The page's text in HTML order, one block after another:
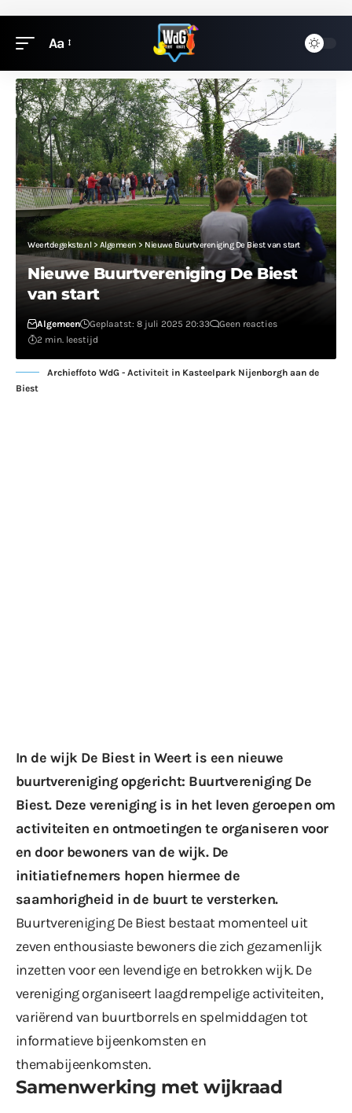
Aa
Weertdegekste.nl> Algemeen > Nieuwe Buurtvereniging De Biest van start
Nieuwe Buurtvereniging De Biest
van start
Algemeen Geplaatst: 8 juli 2025 20:33
Geen reacties
2 min. leestijd
Archieffoto WdG - Activiteit in Kasteelpark Nijenborgh aan de
Biest
In de wijk De Biest in Weert is een nieuwe
buurtvereniging opgericht: Buurtvereniging De
Biest. Deze vereniging is in het leven geroepen om
activiteiten en ontmoetingen te organiseren voor
en door bewoners van de wijk. De
initiatiefnemers hopen hiermee de
saamhorigheid in de buurt te versterken.
Buurtvereniging De Biest bestaat momenteel uit
zeven enthousiaste bewoners die zich gezamenlijk
inzetten voor een levendige en betrokken wijk. De
vereniging organiseert laagdrempelige activiteiten,
variërend van buurtborrels en spelmiddagen tot
informatieve bijeenkomsten en
themabijeenkomsten.
Samenwerking met wijkraad